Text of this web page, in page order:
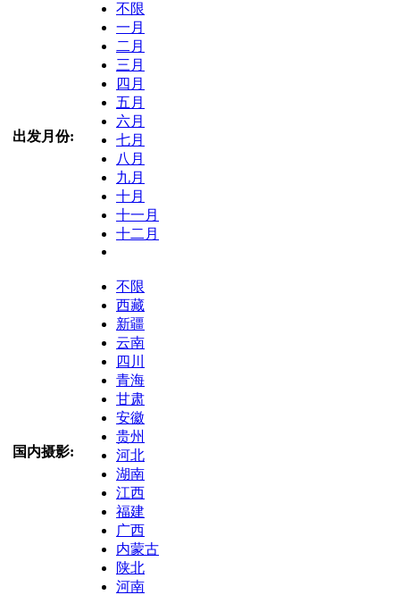
出发月份:
不限
一月
二月
三月
四月
五月
六月
七月
八月
九月
十月
十一月
十二月
国内摄影:
不限
西藏
新疆
云南
四川
青海
甘肃
安徽
贵州
河北
湖南
江西
福建
广西
内蒙古
陕北
河南